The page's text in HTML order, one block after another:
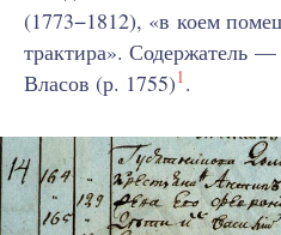
(1773−1812), «в коем
трактира». Содержатель
Власов (р. 1755)1.